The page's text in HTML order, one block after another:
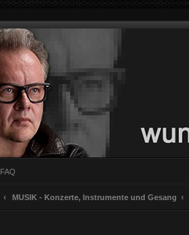
FAQ
MUSIK - Konzerte, Instrumente und Gesang